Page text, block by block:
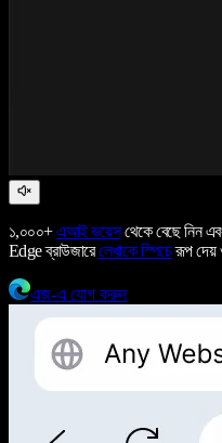
১,০০০+এআই ভয়েসথেকে বেছে নিন
Edge ব্রাউজারেলেখাকে স্পিচেরূপ দেয়
এজ-এ যোগ করুন